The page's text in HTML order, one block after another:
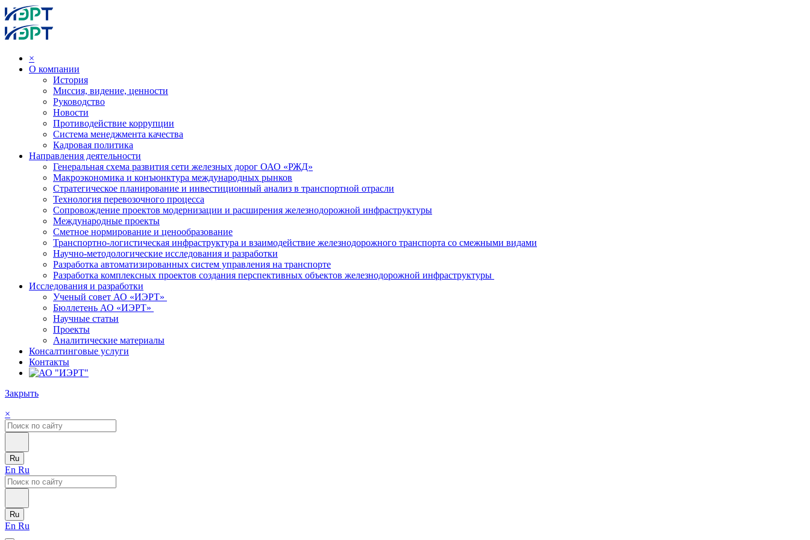
×
О компании
История
Миссия, видение, ценности
Руководство
Новости
Противодействие коррупции
Система менеджмента качества
Кадровая политика
Направления деятельности
Генеральная схема развития сети железных дорог ОАО «РЖД»
Макроэкономика и конъюнктура международных рынков
Стратегическое планирование и инвестиционный анализ в транспортной отрасли
Технология перевозочного процесса
Сопровождение проектов модернизации и расширения железнодорожной инфраструктуры
Международные проекты
Сметное нормирование и ценообразование
Транспортно-логистическая инфраструктура и взаимодействие железнодорожного транспорта со смежными видами
Научно-методологические исследования и разработки
Разработка автоматизированных систем управления на транспорте
Разработка комплексных проектов создания перспективных объектов железнодорожной инфраструктуры
Исследования и разработки
Ученый совет АО «ИЭРТ»
Бюллетень АО «ИЭРТ»
Научные статьи
Проекты
Аналитические материалы
Консалтинговые услуги
Контакты
Закрыть
×
Ru
En Ru
Ru
En Ru